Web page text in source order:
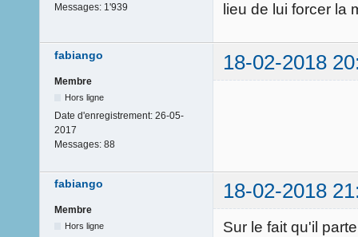
Messages: 1'939
lieu de lui forcer la
fabiango 18-02-2018
Membre
Hors ligne
Date d'enregistrement: 26-05-
2017
Messages: 88
fabiango 18-02-2018
Membre
Hors ligne
Sur le fait qu'il